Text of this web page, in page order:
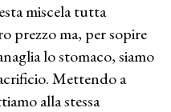
miscela tutta
prezzo ma, per sopire
lo stomaco, siamo
Mettendo a
alla stessa